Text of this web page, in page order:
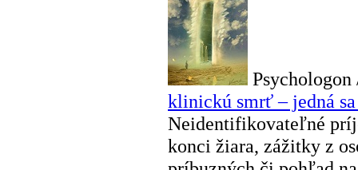
klinickú smrť – jedná
Neidentifikovateľné
konci žiara, zážitky z